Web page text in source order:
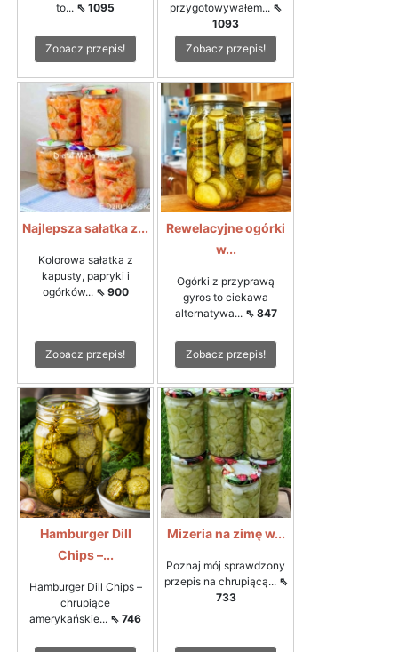
to... ⇖ 1095
Zobacz przepis!
przygotowywałem... ⇖
1093
Zobacz przepis!
Najlepsza sałatka z...
Kolorowa sałatka z
kapusty, papryki i
ogórków... ⇖ 900
Zobacz przepis!
Rewelacyjne ogórki
w...
Ogórki z przyprawą
gyros to ciekawa
alternatywa... ⇖ 847
Zobacz przepis!
Hamburger Dill
Chips –...
Hamburger Dill Chips –
chrupiące
amerykańskie... ⇖ 746
Mizeria na zimę w...
Poznaj mój sprawdzony
przepis na chrupiącą... ⇖
733